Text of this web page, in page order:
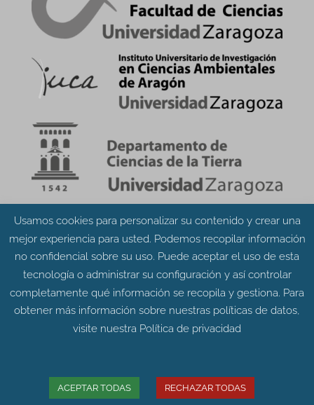
Aviso Legal
Política de Privacidad
Edificio de Geológicas. Pedro Cerbuna 12 - 50009
ZARAGOZA
Usamos cookies para personalizar su contenido y crear una
mejor experiencia para usted. Podemos recopilar información
no confidencial sobre su uso. Puede aceptar el uso de esta
tecnología o administrar su configuración y así controlar
completamente qué información se recopila y gestiona. Para
obtener más información sobre nuestras políticas de datos,
visite nuestra Política de privacidad
ACEPTAR TODAS RECHAZAR TODAS